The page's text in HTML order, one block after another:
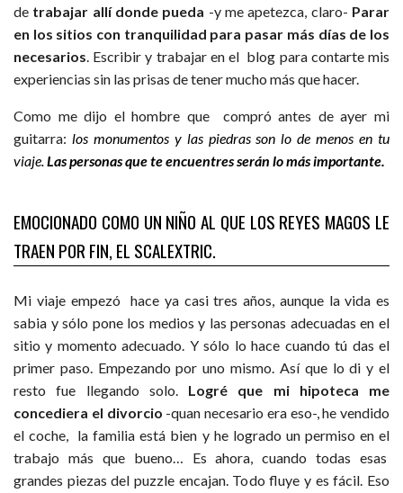
de trabajar allí donde pueda -y me apetezca, claro- Parar
en los sitios con tranquilidad para pasar más días de los
necesarios . Escribir y trabajar en el blog para contarte mis
experiencias sin las prisas de tener mucho más que hacer.
Como me dijo el hombre que compró antes de ayer mi
guitarra: los monumentos y las piedras son lo de menos en tu
viaje. Las personas que te encuentres serán lo más importante.
EMOCIONADO COMO UN NIÑO AL QUE LOS REYES MAGOS LE
TRAEN POR FIN, EL SCALEXTRIC.
Mi viaje empezó hace ya casi tres años, aunque la vida es
sabia y sólo pone los medios y las personas adecuadas en el
sitio y momento adecuado. Y sólo lo hace cuando tú das el
primer paso. Empezando por uno mismo. Así que lo di y el
resto fue llegando solo. Logré que mi hipoteca me
concediera el divorcio -quan necesario era eso-, he vendido
el coche, la familia está bien y he logrado un permiso en el
trabajo más que bueno… Es ahora, cuando todas esas
grandes piezas del puzzle encajan. Todo fluye y es fácil. Eso